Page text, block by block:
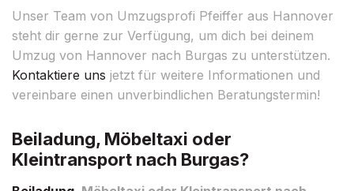
Unser Team von Umzugsprofi Pfeiffer aus Hannover
steht dir gerne zur Verfügung, um dich bei deinem
Umzug von Hannover nach Burgas zu unterstützen.
Kontaktiere uns jetzt für weitere Informationen und
vereinbare einen unverbindlichen Beratungstermin!
Beiladung, Möbeltaxi oder
Kleintransport nach Burgas?